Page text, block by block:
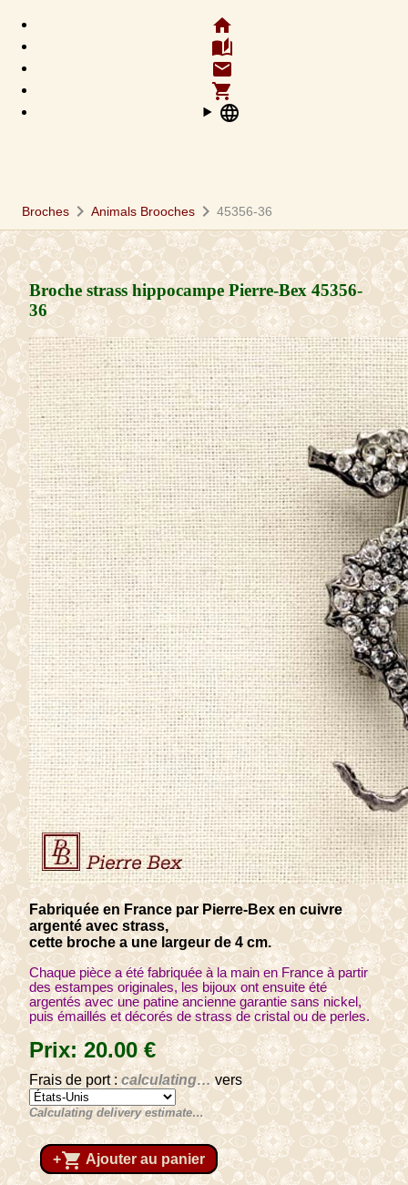
home
auto_stories
email
shopping_cart
language
Broches chevron_right Animals Brooches chevron_right 45356-36
Broche strass hippocampe Pierre-Bex45356-
36
Fabriquée en France par Pierre-Bex en cuivre
argenté avec strass,
cette broche a une largeur de 4 cm.
Chaque pièce a été fabriquée à la main en France à partir
des estampes originales, les bijoux ont ensuite été
argentés avec une patine ancienne garantie sans nickel,
puis émaillés et décorés de strass de cristal ou de perles.
Prix:20.00€
Frais de port :calculating…vers
Calculating delivery estimate…
+shopping_cart Ajouter au panier